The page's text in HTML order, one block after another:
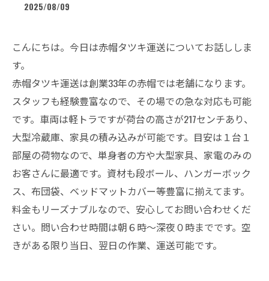
2025/08/09
こんにちは。今日は赤帽タツキ運送についてお話ししま
す。
赤帽タツキ運送は創業33年の赤帽では老舗になります。
スタッフも経験豊富なので、その場での急な対応も可能
です。車両は軽トラですが荷台の高さが217センチあり、
大型冷蔵庫、家具の積み込みが可能です。目安は１台１
部屋の荷物なので、単身者の方や大型家具、家電のみの
お客さんに最適です。資材も段ボール、ハンガーボック
ス、布団袋、ベッドマットカバー等豊富に揃えてます。
料金もリーズナブルなので、安心してお問い合わせくだ
さい。問い合わせ時間は朝６時〜深夜０時までです。空
きがある限り当日、翌日の作業、運送可能です。